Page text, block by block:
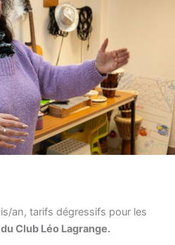
an, tarifs dégressifs pour les
du Club Léo Lagrange.